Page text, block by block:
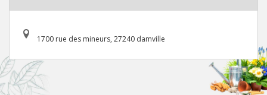
1700 rue des mineurs, 27240 damville